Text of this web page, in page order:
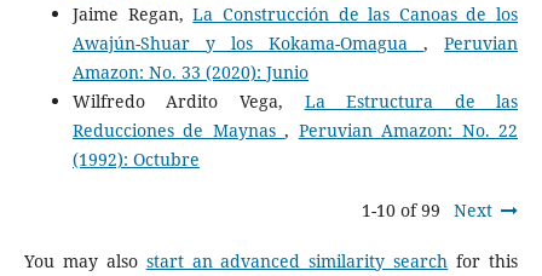
Jaime Regan,La Construcción de las Canoas de los
Awajún-Shuar y los Kokama-Omagua,Peruvian
Amazon: No. 33 (2020): Junio
Wilfredo Ardito Vega, La Estructura de las
Reducciones de Maynas, Peruvian Amazon: No. 22
(1992): Octubre
1-10 of 99 Next
You may also start an advanced similarity search for this